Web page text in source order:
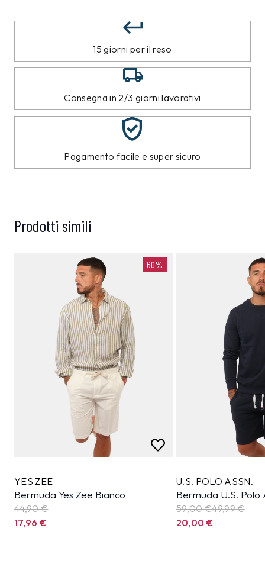
15 giorni per il reso
Consegna in 2/3 giorni lavorativi
Pagamento facile e super sicuro
Prodotti simili
60%
YES ZEE
Bermuda Yes Zee Bianco
44,90€
17,96€
U.S. POLO ASSN.
Bermuda U.S. Polo
59,00 €49,99€
20,00€